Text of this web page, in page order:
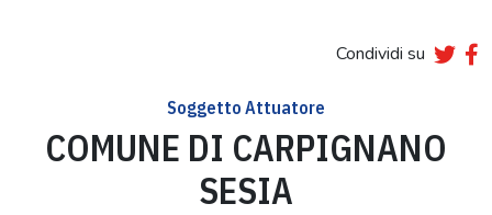
Condividi su
Soggetto Attuatore
COMUNE DI CARPIGNANO
SESIA